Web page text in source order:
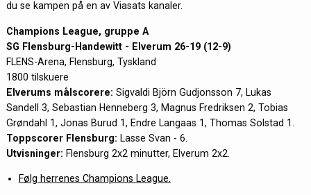
du se kampen på en av Viasats kanaler.
Champions League, gruppe A
SG Flensburg-Handewitt - Elverum 26-19 (12-9)
FLENS-Arena, Flensburg, Tyskland
1800 tilskuere
Elverums målscorere: Sigvaldi Björn Gudjonsson 7, Lukas
Sandell 3, Sebastian Henneberg 3, Magnus Fredriksen 2, Tobias
Grøndahl 1, Jonas Burud 1, Endre Langaas 1, Thomas Solstad 1.
Toppscorer Flensburg: Lasse Svan - 6.
Utvisninger: Flensburg 2x2 minutter, Elverum 2x2.
Følg herrenes Champions League.